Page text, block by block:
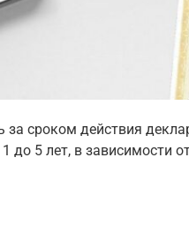
за сроком действия
до 5 лет, в зависимости